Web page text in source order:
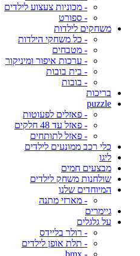
- מכוניות צעצוע לילדים
- ספורט
משחקים לילדות
- כל משחקי הילדות
- מטבחים
- ערכות איפור ומיניקור
- בית בובות
- בובות
בריכות
puzzle
- פאזלים לפעוטות
- פאזל עד 48 חלקים
- פאזל לתותחים
כלי רכב ממונעים לילדים
ליגו
מבצעים חמים
שולחנות משחק לילדים
המיוחדים שלנו
- מארזי מתנה
גיימרים
על גלגלים
- רולר בליידס
- תלת אופן לילדים
- bmx